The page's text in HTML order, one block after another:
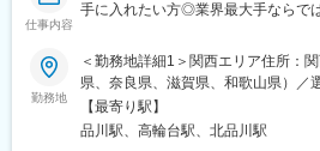
る報酬制度になっています。
入社後は希望や経験に応じたプロジ
ロジェクトが気に入り、メーカーか
ーカーに転籍することも可能です。
としても、別のプロジェクトにチャ
もできます。また、定期的な面談を
仕事内容
手に入れたい方◎業界最大手ならで
パス豊富】
＼そもそも「MR」とは？／
「医薬情報提供者」と呼ばれる専門
職です。IQVIAのお客様である国内
勤務地
＜勤務地詳細1＞関西エリア住所：
県、奈良県、滋賀県、和歌山県）／
動喫煙対策：その他（主要勤務地は
規則に準ずる）＜勤務地詳細2＞本
【最寄り駅】
品川駅、高輪台駅、北品川駅